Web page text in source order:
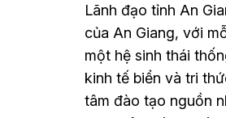
Lãnh đạo tỉnh An
của An Giang, với
một hệ sinh thái
kinh tế biển và tri
tâm đào tạo nguồn